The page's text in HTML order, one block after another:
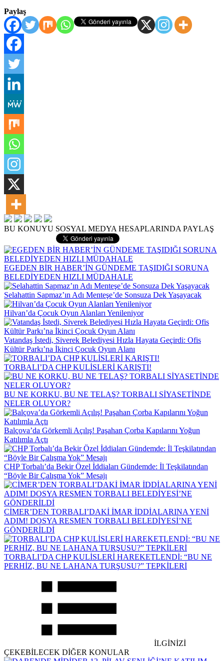
Paylaş
BU KONUYU SOSYAL MEDYA HESAPLARINDA PAYLAŞ
EGEDEN BİR HABER’İN GÜNDEME TAŞIDIĞI SORUNA
BELEDİYEDEN HIZLI MÜDAHALE
Selahattin Sapmaz’ın Adı Menteşe’de Sonsuza Dek Yaşayacak
Hilvan’da Çocuk Oyun Alanları Yenileniyor
Vatandaş İstedi, Siverek Belediyesi Hızla Hayata Geçirdi: Ofis
Kültür Parkı’na İkinci Çocuk Oyun Alanı
TORBALI’DA CHP KULİSLERİ KARIŞTI!
BU NE KORKU, BU NE TELAŞ? TORBALI SİYASETİNDE
NELER OLUYOR?
Balçova’da Görkemli Açılış! Paşahan Çorba Kapılarını Yoğun
Katılımla Açtı
CHP Torbalı’da Bekir Özel İddiaları Gündemde: İl Teşkilatından
“Böyle Bir Çalışma Yok” Mesajı
CİMER’DEN TORBALI’DAKİ İMAR İDDİALARINA YENİ
ADIM! DOSYA RESMEN TORBALI BELEDİYESİ’NE
GÖNDERİLDİ
TORBALI’DA CHP KULİSLERİ HAREKETLENDİ: “BU NE
PERHİZ, BU NE LAHANA TURŞUSU?” TEPKİLERİ
İLGİNİZİ
ÇEKEBİLECEK DİĞER KONULAR